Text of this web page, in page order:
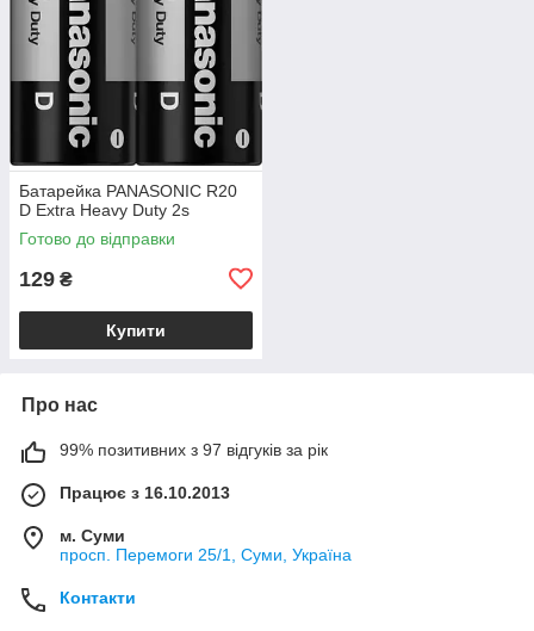
Батарейка PANASONIC R20
D Extra Heavy Duty 2s
Готово до відправки
129 ₴
Купити
Про нас
99% позитивних з 97 відгуків за рік
Працює з 16.10.2013
м. Суми
просп. Перемоги 25/1, Суми, Україна
Контакти